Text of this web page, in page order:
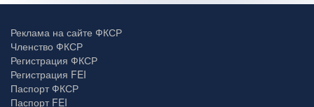
Реклама на сайте ФКСР
Членство ФКСР
Регистрация ФКСР
Регистрация FEI
Паспорт ФКСР
Паспорт FEI